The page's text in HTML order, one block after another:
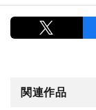
関連作品